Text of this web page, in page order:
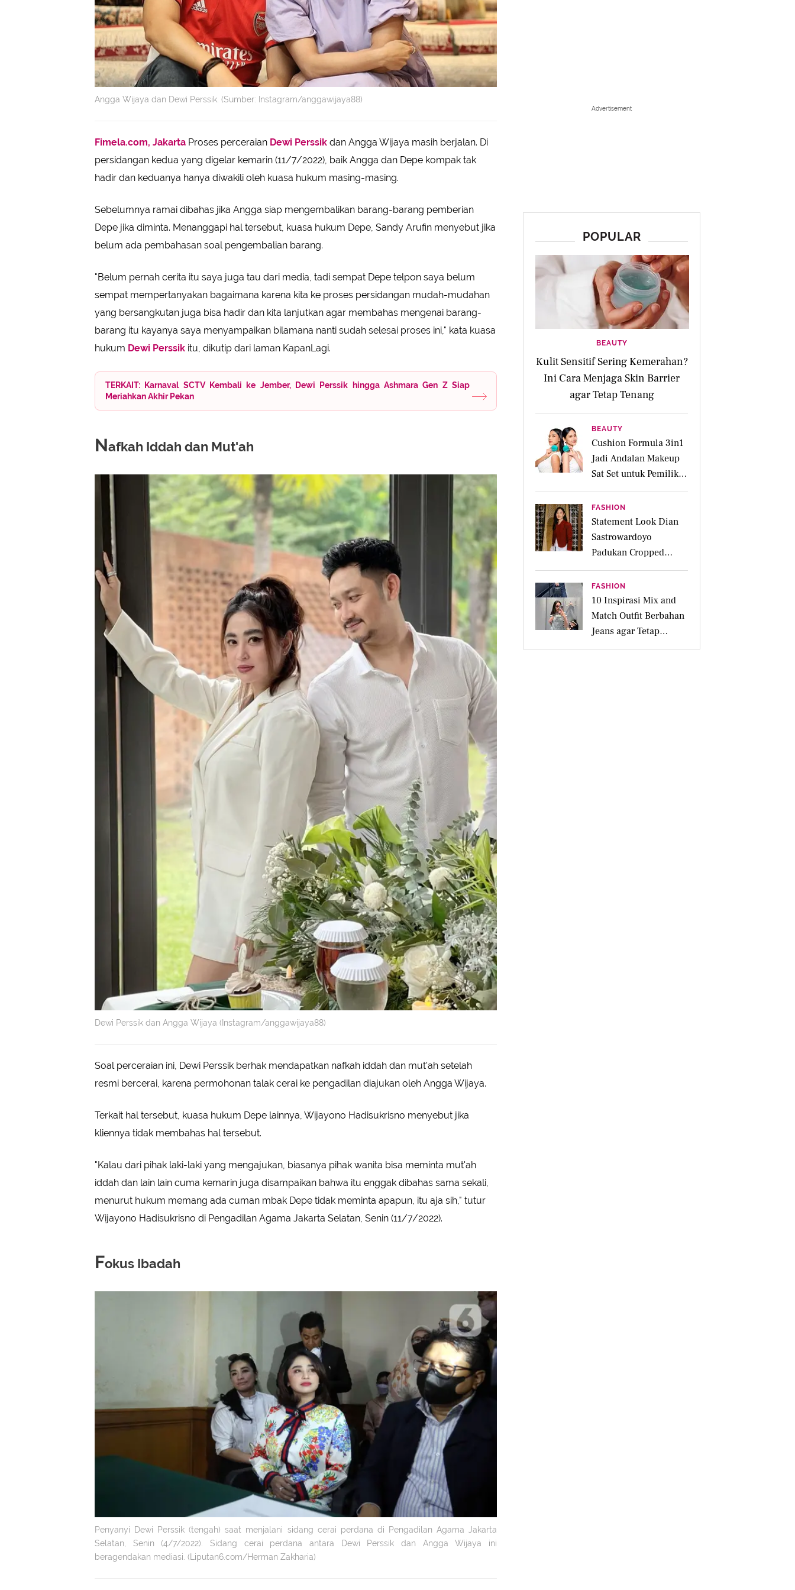
Angga Wijaya dan Dewi Perssik. (Sumber: Instagram/anggawijaya88)
Fimela.com, Jakarta Proses perceraian Dewi Perssik dan Angga Wijaya masih berjalan. Di
persidangan kedua yang digelar kemarin (11/7/2022), baik Angga dan Depe kompak tak
hadir dan keduanya hanya diwakili oleh kuasa hukum masing-masing.
Sebelumnya ramai dibahas jika Angga siap mengembalikan barang-barang pemberian
Depe jika diminta. Menanggapi hal tersebut, kuasa hukum Depe, Sandy Arufin menyebut jika
belum ada pembahasan soal pengembalian barang.
"Belum pernah cerita itu saya juga tau dari media, tadi sempat Depe telpon saya belum
sempat mempertanyakan bagaimana karena kita ke proses persidangan mudah-mudahan
yang bersangkutan juga bisa hadir dan kita lanjutkan agar membahas mengenai barang-
barang itu kayanya saya menyampaikan bilamana nanti sudah selesai proses ini," kata kuasa
hukum Dewi Perssik itu, dikutip dari laman KapanLagi.
TERKAIT: Karnaval SCTV Kembali ke Jember, Dewi Perssik hingga Ashmara Gen Z Siap
Meriahkan Akhir Pekan
Nafkah Iddah dan Mut'ah
Dewi Perssik dan Angga Wijaya (Instagram/anggawijaya88)
Soal perceraian ini, Dewi Perssik berhak mendapatkan nafkah iddah dan mut'ah setelah
resmi bercerai, karena permohonan talak cerai ke pengadilan diajukan oleh Angga Wijaya.
Terkait hal tersebut, kuasa hukum Depe lainnya, Wijayono Hadisukrisno menyebut jika
kliennya tidak membahas hal tersebut.
"Kalau dari pihak laki-laki yang mengajukan, biasanya pihak wanita bisa meminta mut'ah
iddah dan lain lain cuma kemarin juga disampaikan bahwa itu enggak dibahas sama sekali,
menurut hukum memang ada cuman mbak Depe tidak meminta apapun, itu aja sih," tutur
Wijayono Hadisukrisno di Pengadilan Agama Jakarta Selatan, Senin (11/7/2022).
Fokus Ibadah
Penyanyi Dewi Perssik (tengah) saat menjalani sidang cerai perdana di Pengadilan Agama Jakarta
Selatan, Senin (4/7/2022). Sidang cerai perdana antara Dewi Perssik dan Angga Wijaya ini
beragendakan mediasi. (Liputan6.com/Herman Zakharia)
Advertisement
POPULAR
BEAUTY
Kulit Sensitif Sering Kemerahan?
Ini Cara Menjaga Skin Barrier
agar Tetap Tenang
BEAUTY
Cushion Formula 3in1
Jadi Andalan Makeup
Sat Set untuk Pemilik
Kulit Acne Prone
FASHION
Statement Look Dian
Sastrowardoyo
Padukan Cropped
Beskap dan Ripped
Jeans, Hadirkan Pesona
Kartini yang Edgy
FASHION
10 Inspirasi Mix and
Match Outfit Berbahan
Jeans agar Tetap
Tampil Stylish